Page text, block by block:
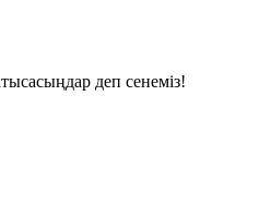
деп сенеміз!